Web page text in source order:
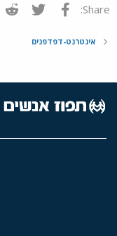
Share: פייסבוק Twitter
אינטרנט-דפדפנים